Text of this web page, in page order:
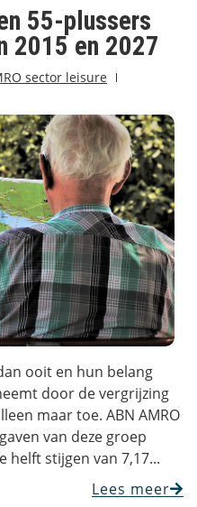
55-plussers
2015 en 2027
sector leisure
ooit en hun belang
door de vergrijzing
maar toe. ABN AMRO
van deze groep
helft stijgen van 7,17...
Lees meer